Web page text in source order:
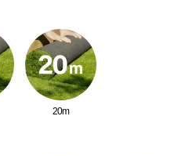
な質感 20m